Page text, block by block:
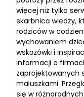
więcej niż tylko
skarbnica wiedzy,
rodziców w
wychowaniem
wskazówki i
informacji o
zaprojektowanych
maluszkami.
się w